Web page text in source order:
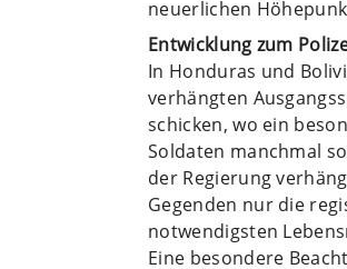
neuerlichen
Entwicklung zum
In Honduras und
verhängten
schicken, wo ein
Soldaten manchmal
der Regierung
Gegenden nur die
notwendigsten
Eine besondere